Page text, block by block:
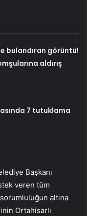
bulandıran görüntü!
aldırış
7 tutuklama
Başkanı
veren tüm
altına
Ortahisarlı